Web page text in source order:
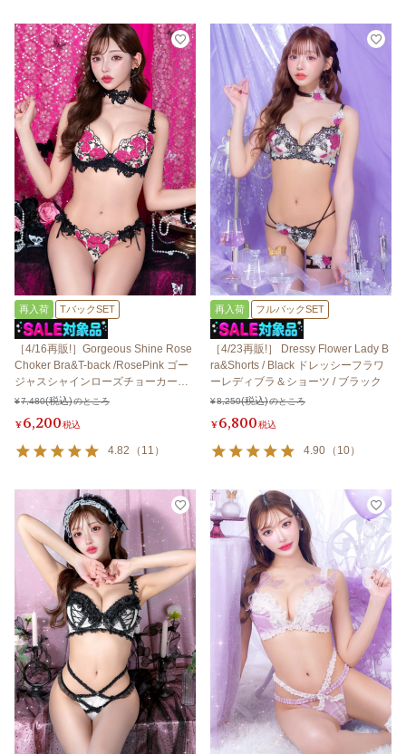
再入荷 TバックSET
［4/16再販!］Gorgeous Shine Rose
Choker Bra&T-back /RosePink ゴー
ジャスシャインローズチョーカーブ
ラ＆Tバック / ローズピンク
¥7,480 のところ
¥6,200税込
4.82 （ 11 ）
再入荷 フルバックSET
［4/23再販!］ Dressy Flower Lady B
ra&Shorts / Black ドレッシーフラワ
ーレディブラ＆ショーツ / ブラック
¥8,250 のところ
¥6,800税込
4.90 （ 10）